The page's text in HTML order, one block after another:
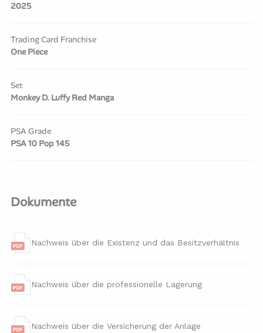
2025
Trading Card Franchise
One Piece
Set
Monkey D. Luffy Red Manga
PSA Grade
PSA 10 Pop 145
Dokumente
Nachweis über die Existenz und das Besitzverhältnis
Nachweis über die professionelle Lagerung
Nachweis über die Versicherung der Anlage